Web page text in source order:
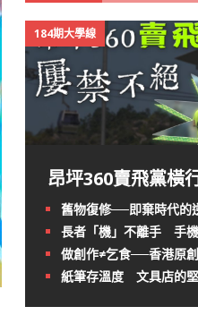
184期大學線
昂坪360賣飛黨
舊物復修──即棄時代的
長者「機」不離手 手
做創作≠乞食──香港原
紙筆存溫度 文具店的